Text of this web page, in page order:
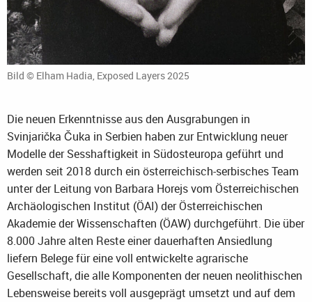
Bild © Elham Hadia, Exposed Layers 2025
Die neuen Erkenntnisse aus den Ausgrabungen in
Svinjarička Čuka in Serbien haben zur Entwicklung neuer
Modelle der Sesshaftigkeit in Südosteuropa geführt und
werden seit 2018 durch ein österreichisch-serbisches Team
unter der Leitung von Barbara Horejs vom Österreichischen
Archäologischen Institut (ÖAI) der Österreichischen
Akademie der Wissenschaften (ÖAW) durchgeführt. Die über
8.000 Jahre alten Reste einer dauerhaften Ansiedlung
liefern Belege für eine voll entwickelte agrarische
Gesellschaft, die alle Komponenten der neuen neolithischen
Lebensweise bereits voll ausgeprägt umsetzt und auf dem